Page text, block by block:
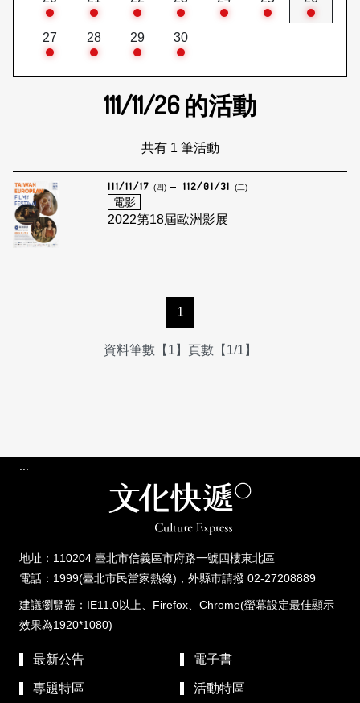
27 28 29 30
111/11/26的活動
共有 1 筆活動
111/11/17 (四) 112/01/31 (二)
電影
2022第18屆歐洲影展
1
資料筆數【1】頁數【1/1】
:::
地址：110204 臺北市信義區市府路一號四樓東北區
電話：1999(臺北市民當家熱線)，外縣市請撥 02-27208889
建議瀏覽器：IE11.0以上、Firefox、Chrome(螢幕設定最佳顯示
效果為1920*1080)
最新公告 電子書
專題特區 活動特區